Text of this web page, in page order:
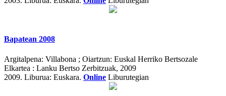
Bapatean 2008
Argitalpena: Villabona ; Oiartzun: Euskal Herriko Bertsozale
Elkartea : Lanku Bertso Zerbitzuak, 2009
2009. Liburua: Euskara. Online Liburutegian